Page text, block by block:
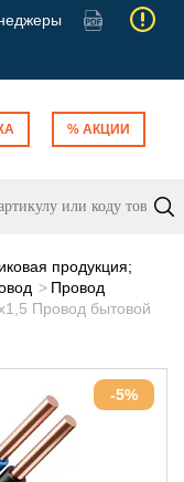
% АКЦИИ
продукция;
Провод
Провод бытовой
-5%